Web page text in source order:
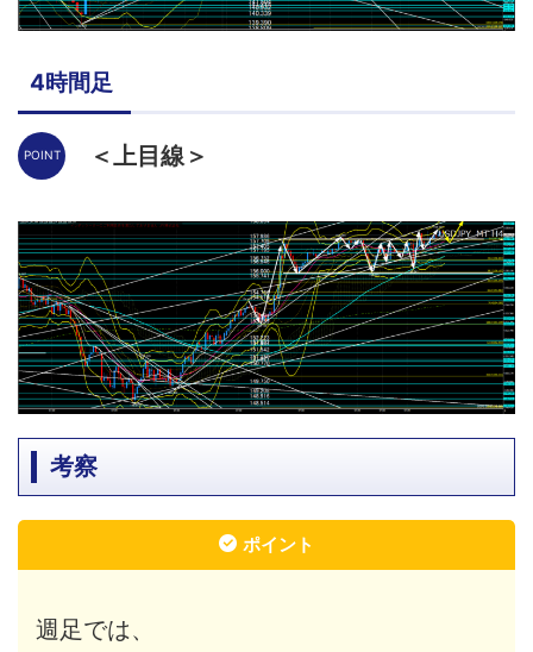
4時間足
＜上目線＞
考察
ポイント
週足では、